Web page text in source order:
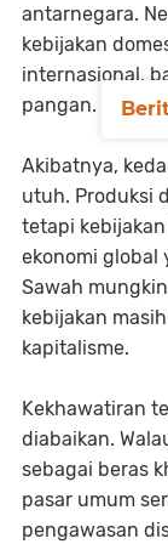
antarnegara.
kebijakan
internasional,
pangan.
Akibatnya,
utuh. Produksi
tetapi
ekonomi global
Sawah
kebijakan
kapitalisme.
Kekhawatiran
diabaikan.
sebagai beras
pasar umum
pengawasan